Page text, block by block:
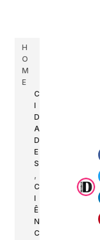
H
O
M
E
C
I
D
A
D
E
S
,
C
I
Ê
N
C